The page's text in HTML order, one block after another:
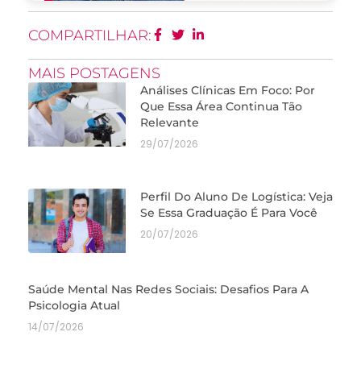
COMPARTILHAR:
MAIS POSTAGENS
Análises Clínicas Em Foco: Por
Que Essa Área Continua Tão
Relevante
29/07/2026
Perfil Do Aluno De Logística: Veja
Se Essa Graduação É Para Você
20/07/2026
Saúde Mental Nas Redes Sociais: Desafios Para A
Psicologia Atual
14/07/2026